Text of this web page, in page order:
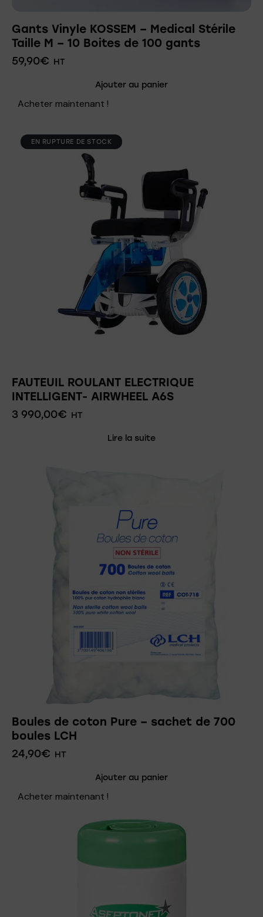
Gants Vinyle KOSSEM – Medical Stérile
Taille M – 10 Boites de 100 gants
59,90€ HT
Ajouter au panier
Acheter maintenant !
EN RUPTURE DE STOCK
FAUTEUIL ROULANT ELECTRIQUE
INTELLIGENT- AIRWHEEL A6S
3 990,00€ HT
Lire la suite
Boules de coton Pure – sachet de 700
boules LCH
24,90€ HT
Ajouter au panier
Acheter maintenant !